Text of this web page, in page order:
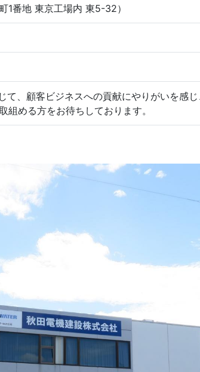
1番地 東京工場内 東5-32）
て、顧客ビジネスへの貢献にやりがいを感
組める方をお待ちしております。